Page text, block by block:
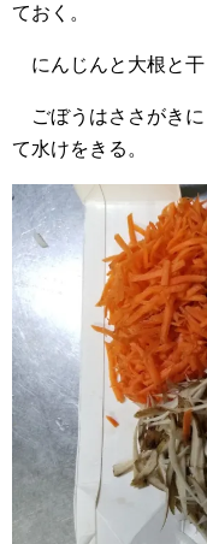
ておく。
にんじんと大根と干
ごぼうはささがきに
て水けをきる。